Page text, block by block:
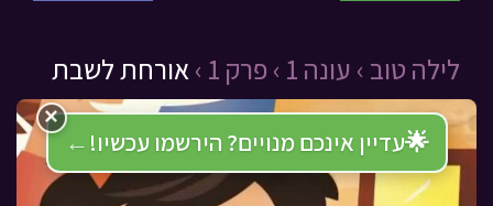
לילה טוב › עונה 1 › פרק 1 › אורחת לשבת
🌟עדיין אינכם מנויים? הירשמו עכשיו! ←
×